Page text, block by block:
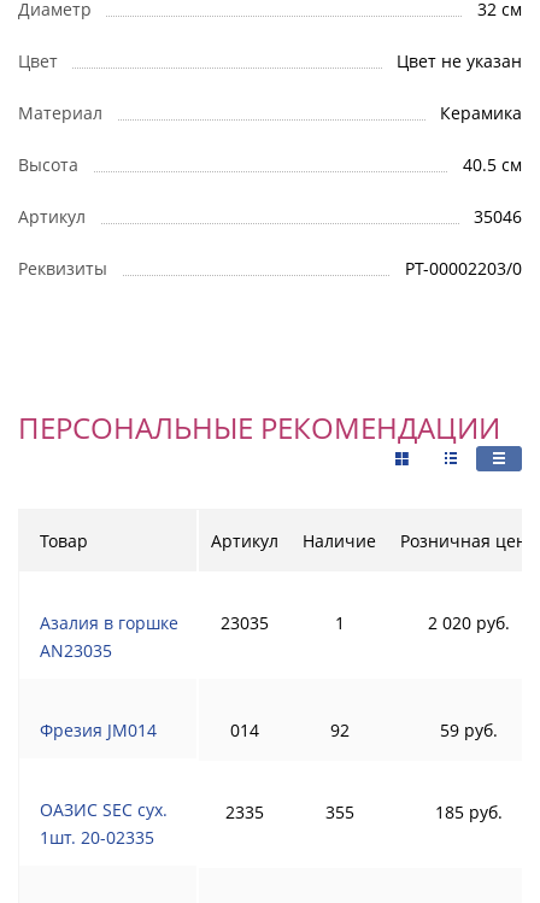
Диаметр 32 см
Цвет Цвет не указан
Материал Керамика
Высота 40.5 см
Артикул 35046
Реквизиты РТ-00002203/0
ПЕРСОНАЛЬНЫЕ РЕКОМЕНДАЦИИ
Товар
Азалия в горшке
AN23035
Фрезия JM014
ОАЗИС SEC сух.
1шт. 20-02335
Артикул Наличие Розничная цена
23035 1 2 020 руб.
014 92 59 руб.
2335 355 185 руб.